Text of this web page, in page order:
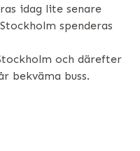
idag lite senare
spenderas
och därefter
bekväma buss.